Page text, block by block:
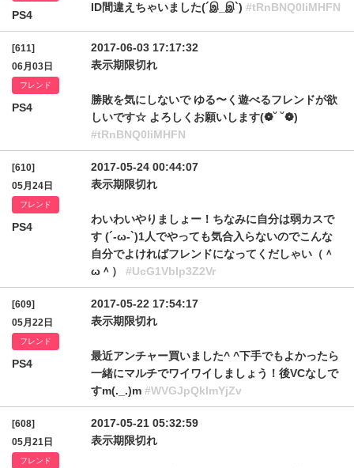
PS4
ID間違えちゃいました(´இ_இ`) #tRnBNQ0liMHFN
[611]
06月03日
フレンド
PS4
2017-06-03 17:17:32
表示期限切れ
勝敗を気にしないで ゆる〜く遊べるフレンドが欲
しいです☆ よろしくお願いします(❁˘ ˘❁)
#tRnBNQ0liMHFN
[610]
05月24日
フレンド
PS4
2017-05-24 00:44:07
表示期限切れ
わいわいやりましょー！ちなみに自分は弱カスで
す (´-ω-`)1人でやっても気合入らないのでこんな
自分でよければフレンドになってくだしゃい（＾
ω＾） #UcG1Vblp3Z2Vr
[609]
05月22日
フレンド
PS4
2017-05-22 17:54:17
表示期限切れ
最近アンチャー買いました^ ^下手でもよかったら
一緒にマルチでワイワイしましょう！後VCなしで
すm(._.)m #WVGJpQklmYjZv
[608]
05月21日
フレンド
2017-05-21 05:32:59
表示期限切れ